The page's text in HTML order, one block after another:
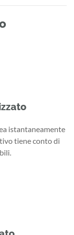
istantaneamente
tiene conto di